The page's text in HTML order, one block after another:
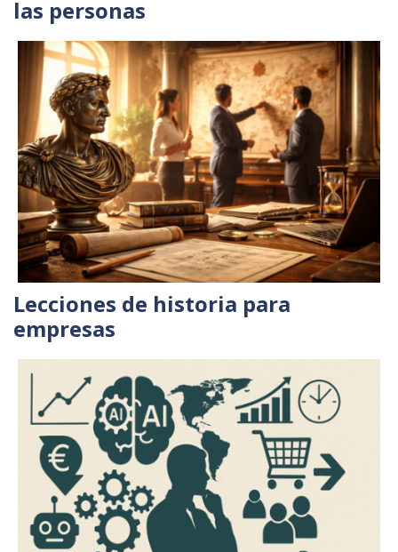
las personas
Lecciones de historia para
empresas